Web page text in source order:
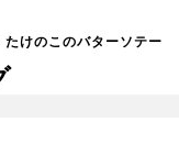
けのこのバターソテー